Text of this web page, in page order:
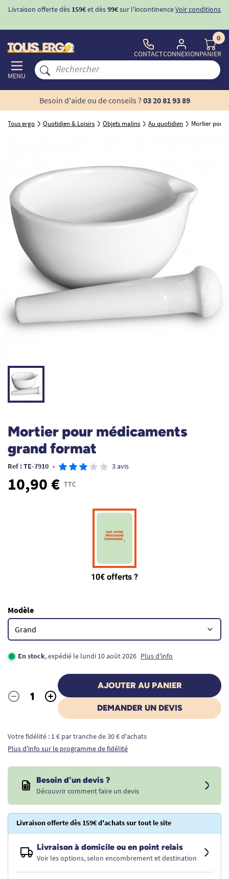
Livraison offerte dès 159€et dès99€sur l'incontinenceVoir conditions
MENU
CONTACTCONNEXION
0
PANIER
Besoin d'aide ou de conseils ? 03 20 81 93 89
Tous ergo Quotidien & Loisirs Objets malins Au quotidien Mortier pour
Mortier pour médicaments
grand format
Ref : TE-7910 • 3 avis
10,90 € TTC
Modèle
En stock, expédié le lundi 10 août 2026 Plus d'info
Quantité
- +
AJOUTER AU PANIER
DEMANDER UN DEVIS
Votre fidélité : 1 € par tranche de 30 € d'achats
Plus d'info sur le programme de fidélité
Besoin d'un devis ?
Découvrir comment faire un devis
Livraison offerte dès 159€ d'achats sur tout le site
Livraison à domicile ou en point relais
Voir les options, selon encombrement et destination